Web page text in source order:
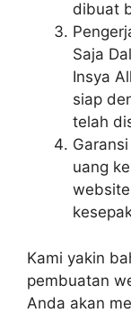
dibuat
Saja
Insya
siap
telah
uang
Kami yakin
pembuatan
Anda akan